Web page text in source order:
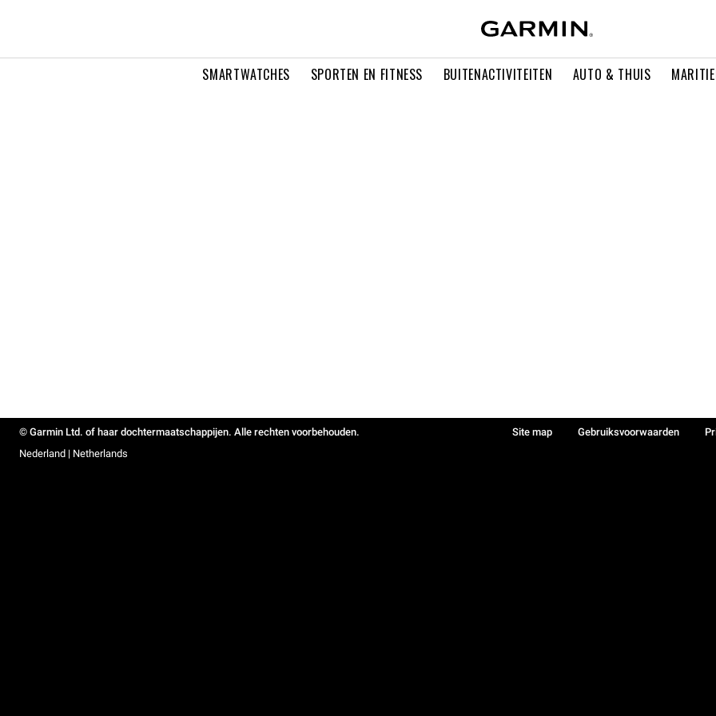
SMARTWATCHES SPORTEN EN FITNESS BUITENACTIVITEITEN AUTO & THUIS
© Garmin Ltd. of haar dochtermaatschappijen. Alle rechten voorbehouden. Site map Gebruiksvoorwaarden
Nederland | Netherlands